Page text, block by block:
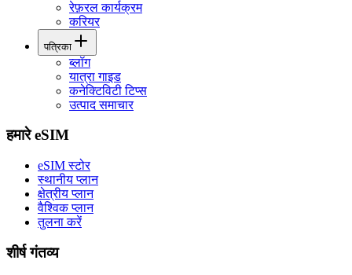
रेफ़रल कार्यक्रम
करियर
पत्रिका
ब्लॉग
यात्रा गाइड
कनेक्टिविटी टिप्स
उत्पाद समाचार
हमारे eSIM
eSIM स्टोर
स्थानीय प्लान
क्षेत्रीय प्लान
वैश्विक प्लान
तुलना करें
शीर्ष गंतव्य